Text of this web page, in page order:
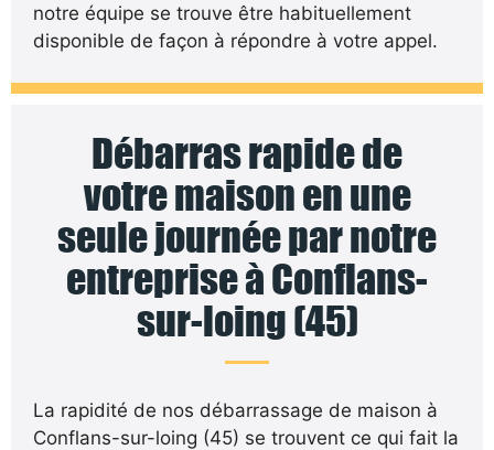
notre équipe se trouve être habituellement
disponible de façon à répondre à votre appel.
Débarras rapide de
votre maison en une
seule journée par notre
entreprise à Conflans-
sur-loing (45)
La rapidité de nos débarrassage de maison à
Conflans-sur-loing (45) se trouvent ce qui fait la